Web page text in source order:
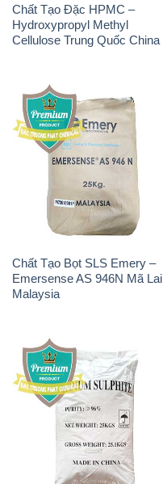
Chất Tạo Đặc HPMC –
Hydroxypropyl Methyl
Cellulose Trung Quốc China
Chất Tạo Bọt SLS Emery –
Emersense AS 946N Mã Lai
Malaysia